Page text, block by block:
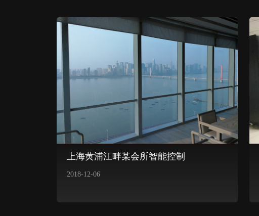
上海黄浦江畔某会所智能控制
2018-12-06